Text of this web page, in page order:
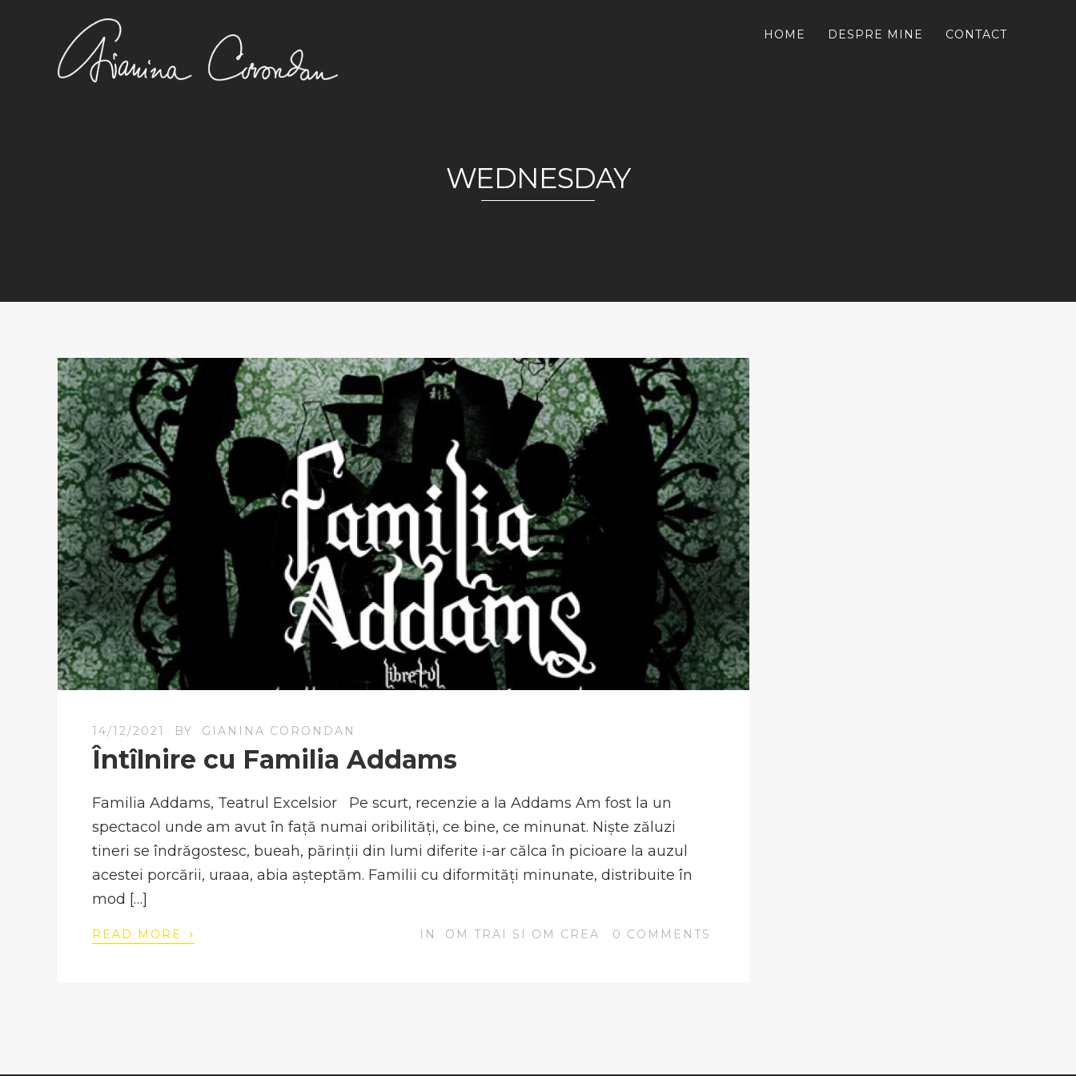
HOME DESPRE MINE CONTACT
WEDNESDAY
14/12/2021 BY GIANINA CORONDAN
Întîlnire cu Familia Addams
Familia Addams, Teatrul Excelsior Pe scurt, recenzie a la Addams Am fost la un
spectacol unde am avut în față numai oribilități, ce bine, ce minunat. Niște zăluzi
tineri se îndrăgostesc, bueah, părinții din lumi diferite i-ar călca în picioare la auzul
acestei porcării, uraaa, abia așteptăm. Familii cu diformități minunate, distribuite în
mod […]
READ MORE › IN OM TRAI SI OM CREA 0 COMMENTS